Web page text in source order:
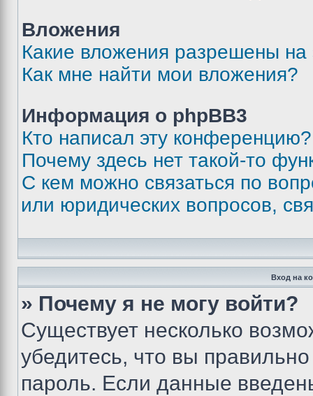
Вложения
Какие вложения разрешены
Как мне найти мои вложения?
Информация о phpBB3
Кто написал эту конференцию?
Почему здесь нет такой-то
С кем можно связаться по
или юридических вопросов,
Вход на
» Почему я не могу войти?
Существует несколько
убедитесь, что вы
пароль. Если данные